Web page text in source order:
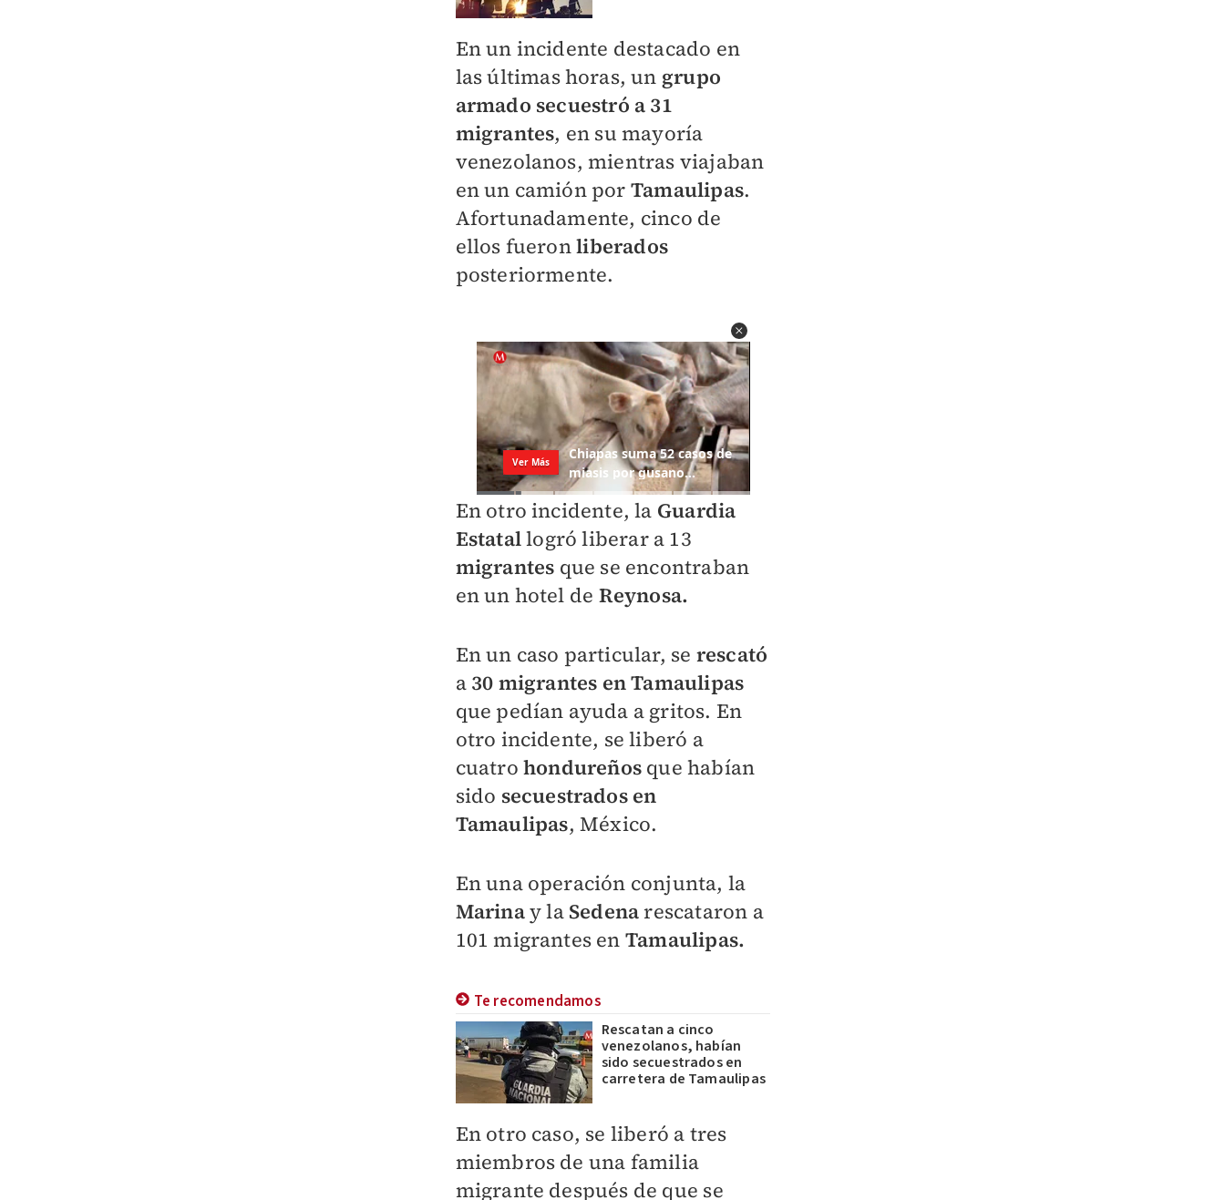
En un incidente destacado en
las últimas horas, un grupo
armado secuestró a 31
migrantes, en su mayoría
venezolanos, mientras viajaban
en un camión por Tamaulipas.
Afortunadamente, cinco de
ellos fueronliberados
posteriormente.
En otro incidente, la Guardia
Estatallogró liberar a 13
migrantes que se encontraban
en un hotel de Reynosa.
En un caso particular, se rescató
a 30 migrantes en Tamaulipas
que pedían ayuda a gritos. En
otro incidente, se liberó a
cuatro hondureñosque habían
sido secuestrados en
Tamaulipas, México.
En una operación conjunta, la
Marinay la Sedenarescataron a
101 migrantes en Tamaulipas.
Te recomendamos
Rescatan a cinco
venezolanos, habían
sido secuestrados en
carretera de Tamaulipas
En otro caso, se liberó a tres
miembros de una familia
migrante después de que se